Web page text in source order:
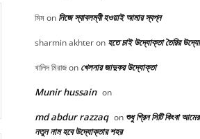
মিমon নিজে স্বাবলম্বী হওয়াই আমার স্বপ্ন
sharmin akhteron হতে চাই উদ্যোক্তা তৈরির
খালিদ মিরাজon খেলনার জাদুকর উদ্যোক্তা
Munir hussain on
md abdur razzaq on শুধু গ্রিন সিটি কিংবা
নতুন নাম হবে উদ্যোক্তার শহর